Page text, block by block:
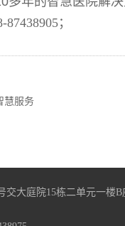
；
慧服务
交大庭院15栋二单元一楼B